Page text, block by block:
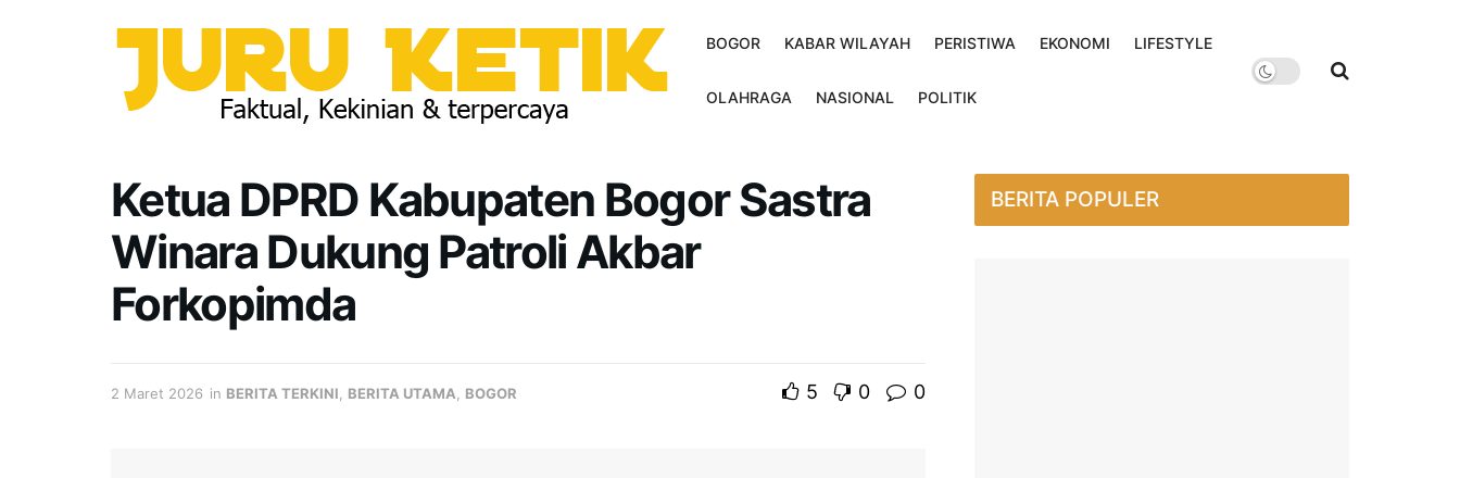
BOGOR KABAR WILAYAH PERISTIWA EKONOMI LIFESTYLE
OLAHRAGA NASIONAL POLITIK
Ketua DPRD Kabupaten Bogor Sastra
Winara Dukung Patroli Akbar
Forkopimda
2 Maret 2026 in BERITA TERKINI BERITA UTAMA BOGOR 5 0 0
BERITA POPULER